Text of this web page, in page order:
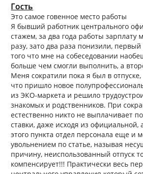
Гость
Это самое говенное место работы
Я бывший работник центрального
стажем, за два года работы зарплату
разу, зато два раза понизили,
того что мне на собеседовании
больше чем смогли выполнить, а
Меня сократили пока я был в
что пришло новое
из ЭКО-маркета и решило
знакомых и родственников. При
естественно никто не выплачивает
ставки, даже исходя из
этого пункта отдел персонала еще и
увольнением по статье, называя
причину, неиспользованный отпуск
компенсирует!!! Практически весь